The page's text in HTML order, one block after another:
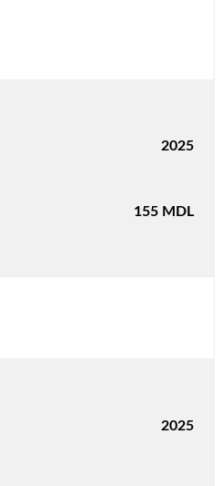
2025
155 MDL
2025